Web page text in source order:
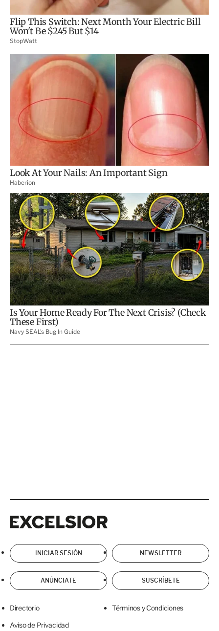
INICIAR SESIÓN NEWSLETTER
ANÚNCIATE SUSCRÍBETE
Directorio Términos y Condiciones
Aviso de Privacidad